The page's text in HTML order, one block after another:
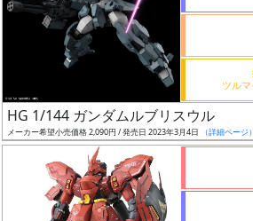
フ
リ
ー
HG 1/144 ガンダムルブリスウル
メーカー希望小売価格 2,090円 / 発売日 2023年3月4日 （詳細ページ）